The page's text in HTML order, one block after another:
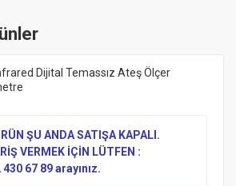
Dijital Temassız Ateş Ölçer
ŞU ANDA SATIŞA KAPALI.
VERMEK İÇİN LÜTFEN :
430 67 89 arayınız.